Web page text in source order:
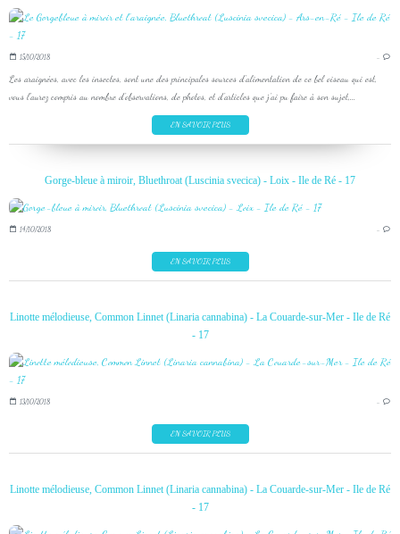
15/10/2018 …
Les araignées, avec les insectes, sont une des principales sources d'alimentation de ce bel oiseau qui est,
vous l'aurez compris au nombre d'observations, de photos, et d'articles que j'ai pu faire à son sujet,...
EN SAVOIR PLUS
Gorge-bleue à miroir, Bluethroat (Luscinia svecica) - Loix - Ile de Ré - 17
14/10/2018 …
EN SAVOIR PLUS
Linotte mélodieuse, Common Linnet (Linaria cannabina) - La Couarde-sur-Mer - Ile de Ré
- 17
13/10/2018 …
EN SAVOIR PLUS
Linotte mélodieuse, Common Linnet (Linaria cannabina) - La Couarde-sur-Mer - Ile de Ré
- 17